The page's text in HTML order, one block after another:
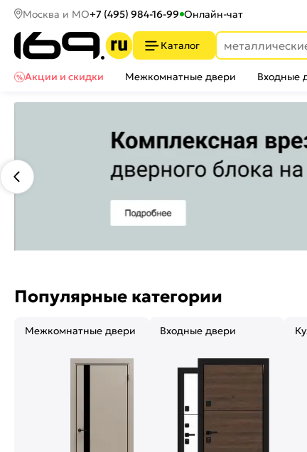
Москва и МО+7 (495) 984-16-99 Онлайн-чат
Каталог
Акции и скидки
Межкомнатные двери Входные
Популярные категории
Межкомнатные двери Входные двери